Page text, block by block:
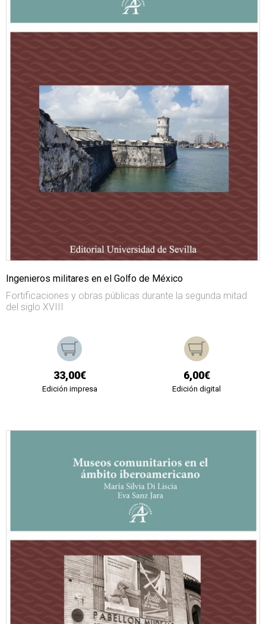
Ingenieros militares en el Golfo de México
Fortificaciones y obras públicas durante la segunda mitad
del siglo XVIII
33,00€
Edición impresa
6,00€
Edición digital